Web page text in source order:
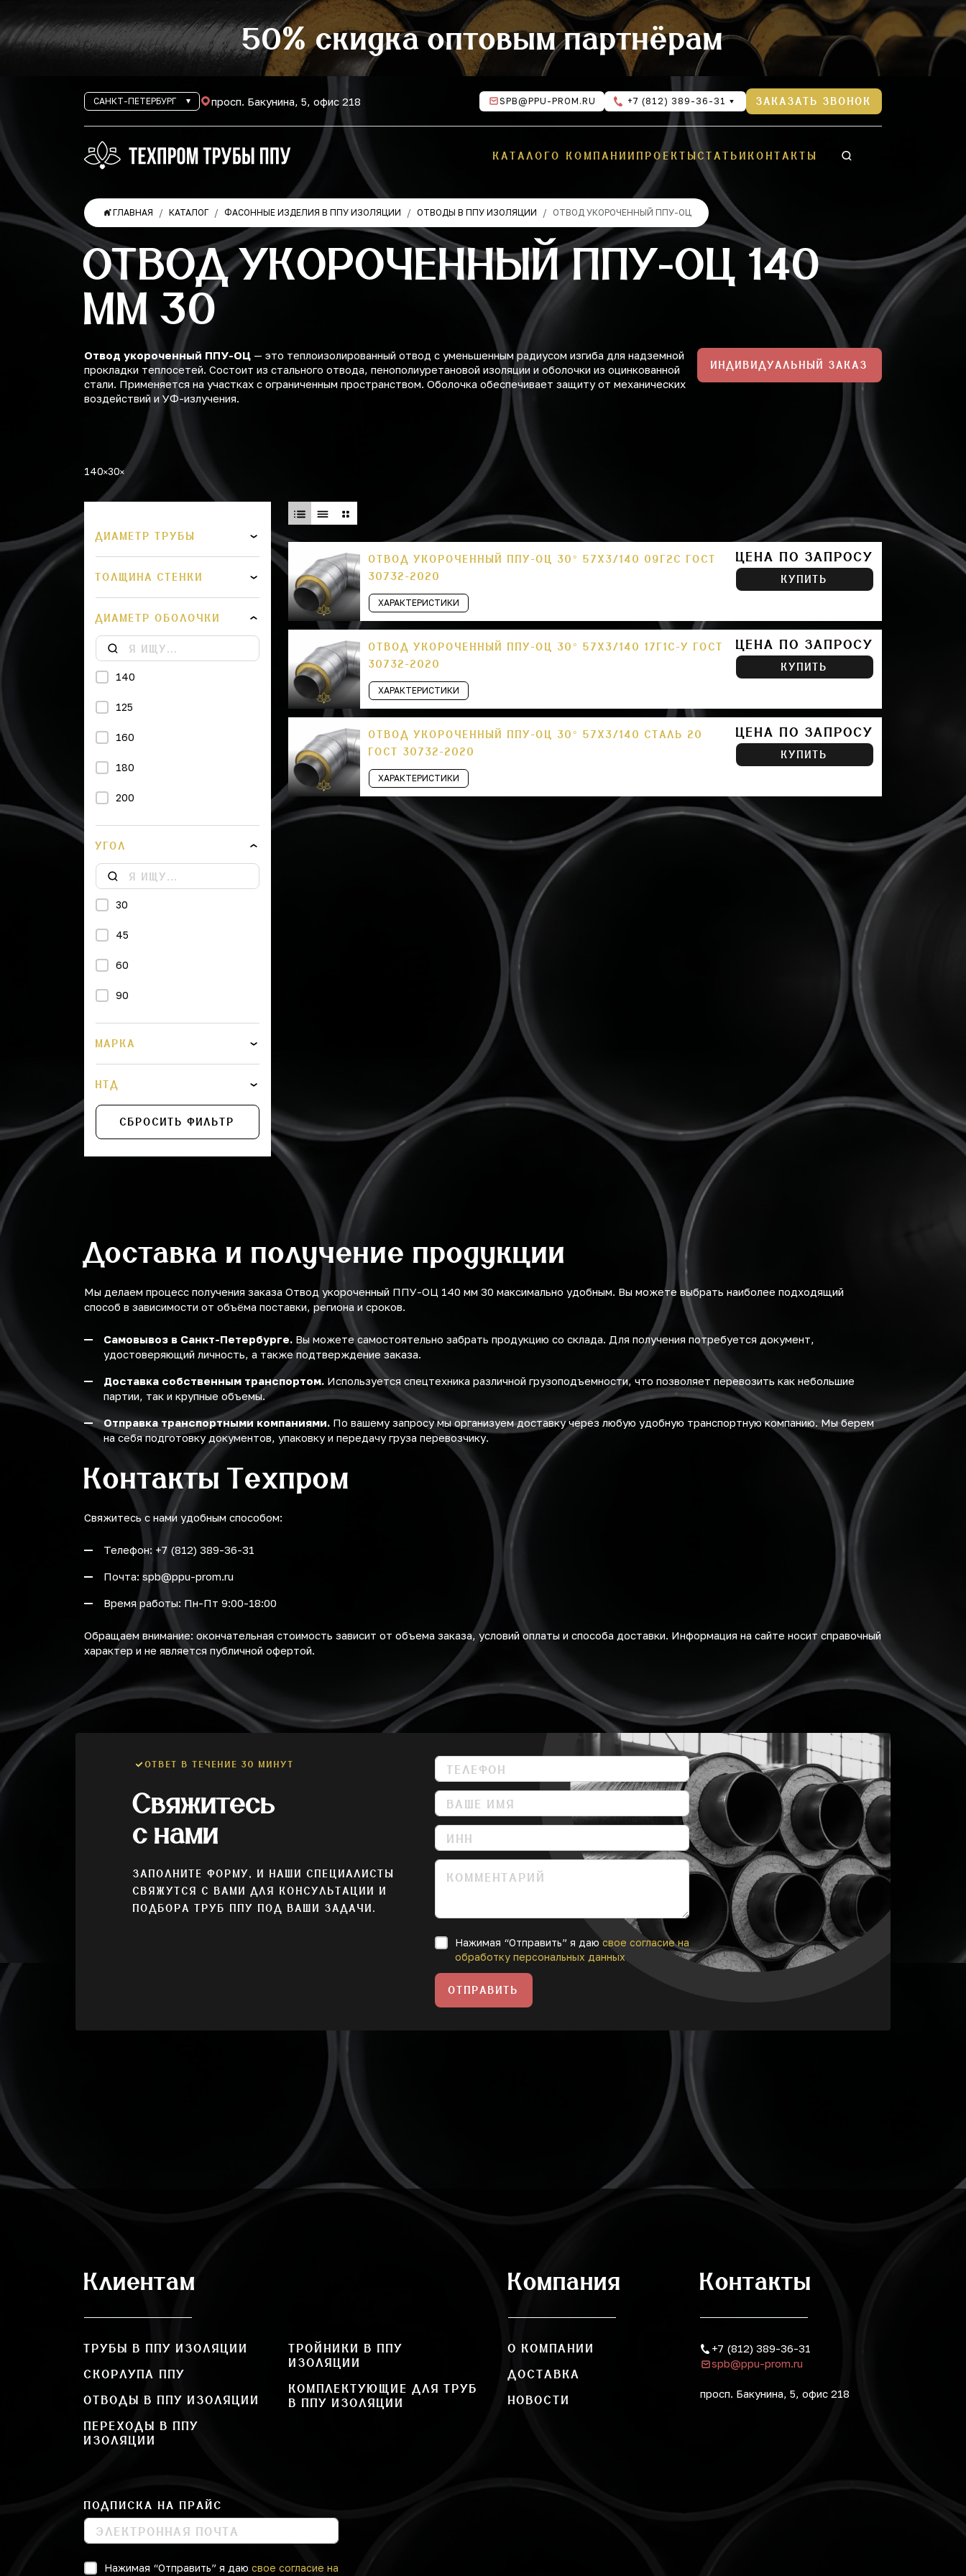
50% скидка оптовым партнёрам
САНКТ-ПЕТЕРБУРГ просп. Бакунина, 5, офис 218 SPB@PPU-PROM.RU +7 (812) 389-36-31 ЗАКАЗАТЬ ЗВОНОК
КАТАЛОГО КОМПАНИИ ПРОЕКТЫСТАТЬИ КОНТАКТЫ
ГЛАВНАЯ КАТАЛОГ ФАСОННЫЕ ИЗДЕЛИЯ В ППУ ИЗОЛЯЦИИ ОТВОДЫ В ППУ ИЗОЛЯЦИИ ОТВОД УКОРОЧЕННЫЙ ППУ-ОЦ
ОТВОД УКОРОЧЕННЫЙ ППУ-ОЦ 140
ММ 30
Отвод укороченный ППУ-ОЦ — это теплоизолированный отвод с уменьшенным радиусом изгиба для надземной
прокладки теплосетей. Состоит из стального отвода, пенополиуретановой изоляции и оболочки из оцинкованной
стали. Применяется на участках с ограниченным пространством. Оболочка обеспечивает защиту от механических
воздействий и УФ-излучения.
ИНДИВИДУАЛЬНЫЙ ЗАКАЗ
140 30
ДИАМЕТР ТРУБЫ
ТОЛЩИНА СТЕНКИ
ДИАМЕТР ОБОЛОЧКИ
140
125
160
180
200
225
315
560
710
775
УГОЛ
30
45
60
90
МАРКА
НТД
СБРОСИТЬ ФИЛЬТР
ОТВОД УКОРОЧЕННЫЙ ППУ-ОЦ 30° 57Х3/140 09Г2С ГОСТ
30732-2020
ХАРАКТЕРИСТИКИ
ЦЕНА ПО ЗАПРОСУ
КУПИТЬ
ОТВОД УКОРОЧЕННЫЙ ППУ-ОЦ 30° 57Х3/140 17Г1С-У ГОСТ
30732-2020
ХАРАКТЕРИСТИКИ
ЦЕНА ПО ЗАПРОСУ
КУПИТЬ
ОТВОД УКОРОЧЕННЫЙ ППУ-ОЦ 30° 57Х3/140 СТАЛЬ 20
ГОСТ 30732-2020
ХАРАКТЕРИСТИКИ
ЦЕНА ПО ЗАПРОСУ
КУПИТЬ
Доставка и получение продукции
Мы делаем процесс получения заказа Отвод укороченный ППУ-ОЦ 140 мм 30 максимально удобным. Вы можете выбрать наиболее подходящий
способ в зависимости от объёма поставки, региона и сроков.
Самовывоз в Санкт-Петербурге. Вы можете самостоятельно забрать продукцию со склада. Для получения потребуется документ,
удостоверяющий личность, а также подтверждение заказа.
Доставка собственным транспортом. Используется спецтехника различной грузоподъемности, что позволяет перевозить как небольшие
партии, так и крупные объемы.
Отправка транспортными компаниями. По вашему запросу мы организуем доставку через любую удобную транспортную компанию. Мы берем
на себя подготовку документов, упаковку и передачу груза перевозчику.
Контакты Техпром
Свяжитесь с нами удобным способом:
Телефон: +7 (812) 389-36-31
Почта: spb@ppu-prom.ru
Время работы: Пн-Пт 9:00-18:00
Обращаем внимание: окончательная стоимость зависит от объема заказа, условий оплаты и способа доставки. Информация на сайте носит справочный
характер и не является публичной офертой.
ОТВЕТ В ТЕЧЕНИЕ 30 МИНУТ
Свяжитесь
с нами
ЗАПОЛНИТЕ ФОРМУ, И НАШИ СПЕЦИАЛИСТЫ
СВЯЖУТСЯ С ВАМИ ДЛЯ КОНСУЛЬТАЦИИ И
ПОДБОРА ТРУБ ППУ ПОД ВАШИ ЗАДАЧИ.
Нажимая “Отправить” я даю свое согласие на
обработку персональных данных
ОТПРАВИТЬ
Клиентам
ТРУБЫ В ППУ ИЗОЛЯЦИИ
СКОРЛУПА ППУ
ОТВОДЫ В ППУ ИЗОЛЯЦИИ
ПЕРЕХОДЫ В ППУ
ИЗОЛЯЦИИ
ТРОЙНИКИ В ППУ
ИЗОЛЯЦИИ
КОМПЛЕКТУЮЩИЕ ДЛЯ ТРУБ
В ППУ ИЗОЛЯЦИИ
ПОДПИСКА НА ПРАЙС
Нажимая “Отправить” я даю свое согласие на
Компания
О КОМПАНИИ
ДОСТАВКА
НОВОСТИ
Контакты
+7 (812) 389-36-31
spb@ppu-prom.ru
просп. Бакунина, 5, офис 218